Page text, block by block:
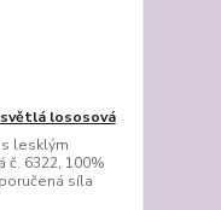
světlá lososová
s lesklým
6322, 100%
síla